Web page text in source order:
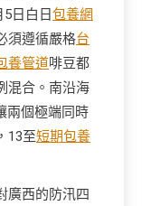
日白日包養網
須遵循嚴格台
養管道啡豆都
混合。南沿海
兩個極端同時
13至短期包養
廣西的防汛四